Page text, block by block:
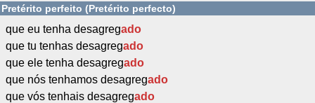
Pretérito perfeito (Pretérito perfecto)
que eu tenha desagregado
que tu tenhas desagregado
que ele tenha desagregado
que nós tenhamos desagregado
que vós tenhais desagregado